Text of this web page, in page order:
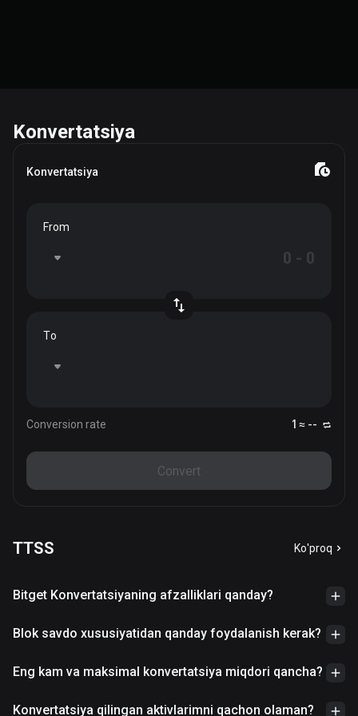
Konvertatsiya
Konvertatsiya
From
To
Conversion rate 1 ≈ --
Convert
TTSS Ko'proq
Bitget Konvertatsiyaning afzalliklari qanday?
Blok savdo xususiyatidan qanday foydalanish kerak?
Eng kam va maksimal konvertatsiya miqdori qancha?
Konvertatsiya qilingan aktivlarimni qachon olaman?